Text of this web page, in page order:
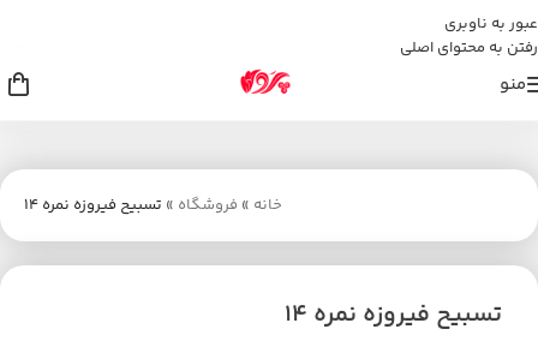
عبور به ناوبری
رفتن به محتوای اصلی
منو
خانه » فروشگاه » تسبیح فیروزه نمره 14
تسبیح فیروزه نمره 14